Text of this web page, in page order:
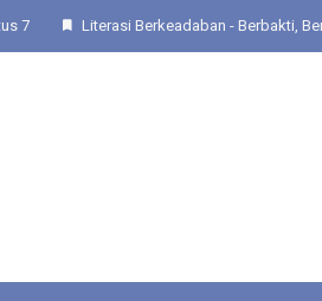
7 Literasi Berkeadaban - Berbakti,